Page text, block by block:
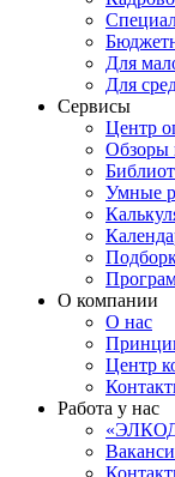
Для
Для
Сервисы
Центр
Обзоры
Умные
О компании
О нас
Центр
Работа у нас